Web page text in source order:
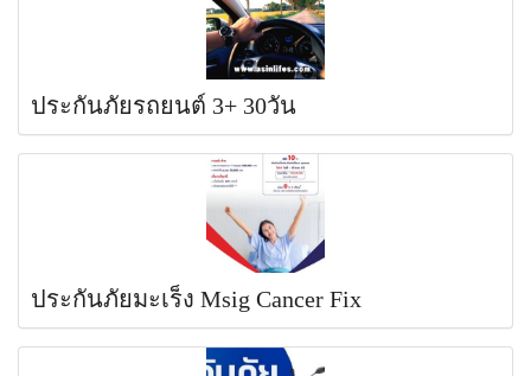
ประกันภัยรถยนต์ 3+ 30วัน
ประกันภัยมะเร็ง Msig Cancer Fix